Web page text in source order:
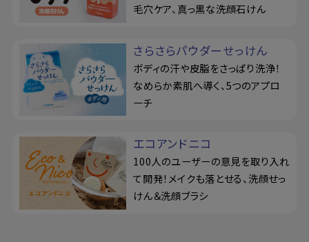
毛穴ケア、真っ黒な洗顔石けん
さらさらパウダーせっけん
ボディの汗や皮脂をさっぱり洗浄！
なめらか素肌へ導く、5つのアプロ
ーチ
エコアンドニコ
100人のユーザーの意見を取り入れ
て開発！メイクも落とせる、洗顔せっ
けん＆洗顔ブラシ